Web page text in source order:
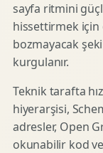
sayfa ritmini
hissettirmek için
bozmayacak
kurgulanır.
Teknik tarafta
hiyerarşisi,
adresler, Open
okunabilir kod